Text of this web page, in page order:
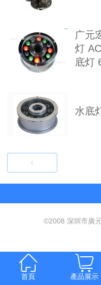
广元
灯
底灯
水底
©2008 深圳市廣
首頁 產品展示